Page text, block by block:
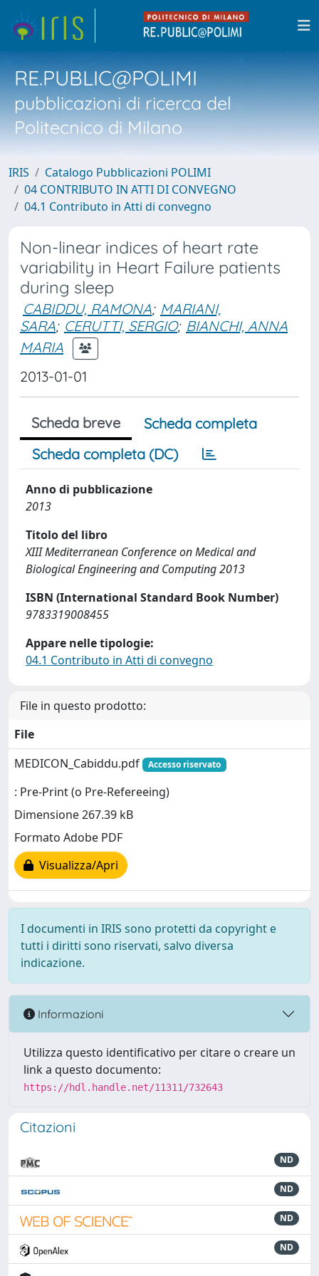
RE.PUBLIC@POLIMI
pubblicazioni di ricerca del
Politecnico di Milano
IRIS
Catalogo Pubblicazioni POLIMI
04 CONTRIBUTO IN ATTI DI CONVEGNO
04.1 Contributo in Atti di convegno
Non-linear indices of heart rate
variability in Heart Failure patients
during sleep
CABIDDU, RAMONA; MARIANI,
SARA; CERUTTI, SERGIO; BIANCHI, ANNA
MARIA
2013-01-01
Scheda breve
Scheda completa
Scheda completa (DC)
Anno di pubblicazione
2013
Titolo del libro
XIII Mediterranean Conference on Medical and
Biological Engineering and Computing 2013
ISBN (International Standard Book Number)
9783319008455
Appare nelle tipologie:
04.1 Contributo in Atti di convegno
File in questo prodotto:
File
MEDICON_Cabiddu.pdf
Accesso riservato
: Pre-Print (o Pre-Refereeing)
Dimensione 267.39 kB
Formato Adobe PDF
Visualizza/Apri
I documenti in IRIS sono protetti da copyright e
tutti i diritti sono riservati, salvo diversa
indicazione.
Informazioni
Utilizza questo identificativo per citare o creare un
link a questo documento:
https://hdl.handle.net/11311/732643
Citazioni
ND
ND
ND
ND